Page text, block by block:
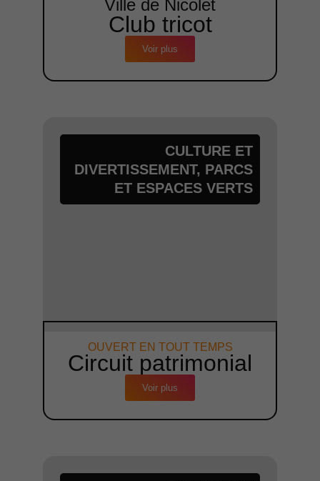
Ville de Nicolet
Club tricot
Voir plus
CULTURE ET
DIVERTISSEMENT, PARCS
ET ESPACES VERTS
OUVERT EN TOUT TEMPS
Circuit patrimonial
Voir plus